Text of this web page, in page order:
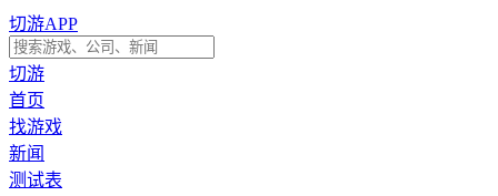
切游APP
切游
首页
找游戏
新闻
测试表